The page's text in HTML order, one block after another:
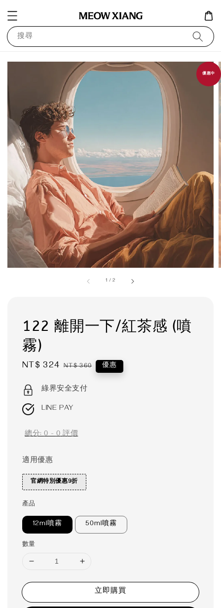
搜尋
1 /2
優惠中
122 離開一下/紅茶感 (噴
霧)
Sale
NT$ 324 Regular
NT$ 360 優惠
綠界安全支付
LINE PAY
總分:0-0評價
適用優惠
官網特別優惠9折
產品
12ml噴霧 50ml噴霧
數量
立即購買